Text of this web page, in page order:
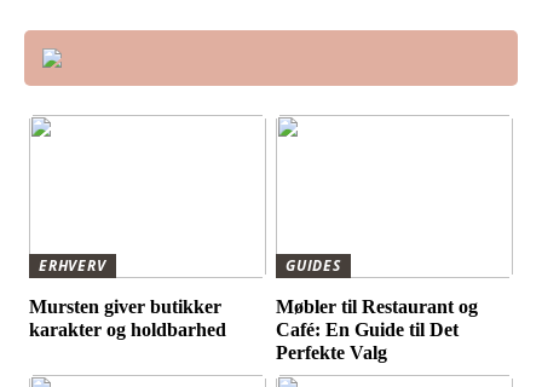
ERHVERV
Mursten giver butikker
karakter og holdbarhed
GUIDES
Møbler til Restaurant og
Café: En Guide til Det
Perfekte Valg